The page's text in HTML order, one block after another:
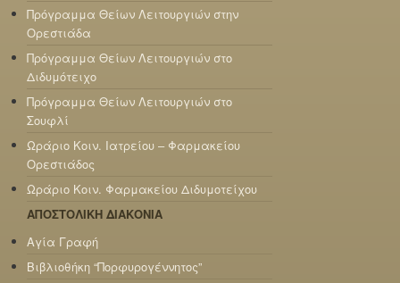
Πρόγραμμα Θείων Λειτουργιών στην
Ορεστιάδα
Πρόγραμμα Θείων Λειτουργιών στο
Διδυμότειχο
Πρόγραμμα Θείων Λειτουργιών στο
Σουφλί
Ωράριο Κοιν. Ιατρείου – Φαρμακείου
Ορεστιάδος
Ωράριο Κοιν. Φαρμακείου Διδυμοτείχου
ΑΠΟΣΤΟΛΙΚΗ ΔΙΑΚΟΝΙΑ
Αγία Γραφή
Βιβλιοθήκη “Πορφυρογέννητος”